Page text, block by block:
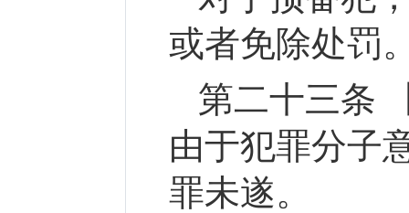
或者免除处罚
第二十三条
由于犯罪分子
罪未遂。